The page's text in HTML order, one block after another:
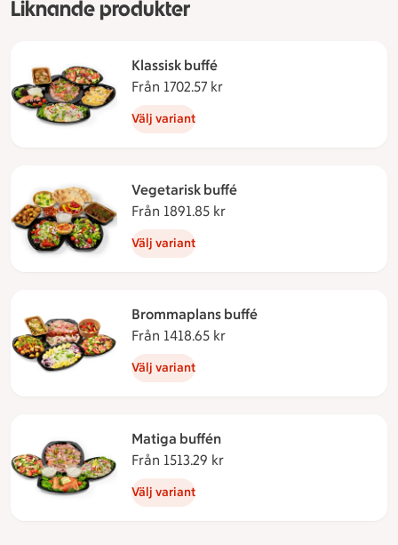
Liknande produkter
Klassisk buffé
Från 1702.57 kr
Välj variant
Vegetarisk buffé
Från 1891.85 kr
Välj variant
Brommaplans buffé
Från 1418.65 kr
Välj variant
Matiga buffén
Från 1513.29 kr
Välj variant